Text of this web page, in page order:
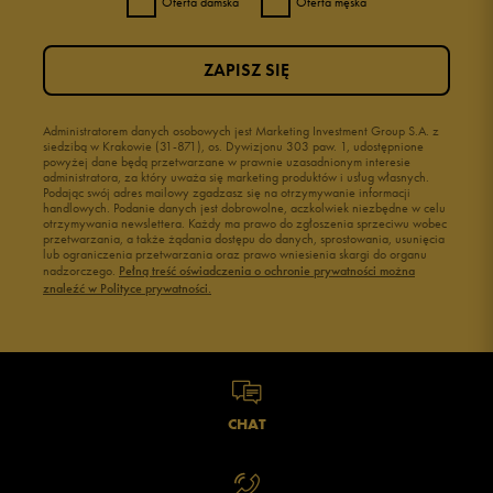
Administratorem danych osobowych jest Marketing Investment Group S.A. z
siedzibą w Krakowie (31-871), os. Dywizjonu 303 paw. 1, udostępnione
powyżej dane będą przetwarzane w prawnie uzasadnionym interesie
administratora, za który uważa się marketing produktów i usług własnych.
Podając swój adres mailowy zgadzasz się na otrzymywanie informacji
handlowych. Podanie danych jest dobrowolne, aczkolwiek niezbędne w celu
otrzymywania newslettera. Każdy ma prawo do zgłoszenia sprzeciwu wobec
przetwarzania, a także żądania dostępu do danych, sprostowania, usunięcia
lub ograniczenia przetwarzania oraz prawo wniesienia skargi do organu
nadzorczego. Pełną treść oświadczenia o ochronie prywatności można
znaleźć w Polityce prywatności.
ZAPISZ SIĘ
CHAT